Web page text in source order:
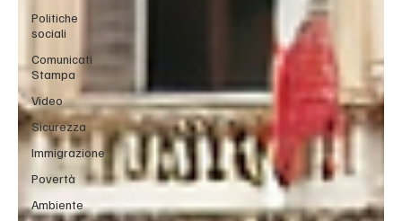
Politiche
sociali
Comunicati
Stampa
Video
Sicurezza
Immigrazione
Povertà
Ambiente